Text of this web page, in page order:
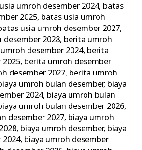
umroh desember 2024, batas
2025, batas usia umroh
usia umroh desember 2027,
desember 2028, berita umroh
desember 2024, berita
2025, berita umroh desember
desember 2027, berita umroh
umroh bulan desember, biaya
2024, biaya umroh bulan
umroh bulan desember 2026,
desember 2027, biaya umroh
, biaya umroh desember, biaya
2024, biaya umroh desember